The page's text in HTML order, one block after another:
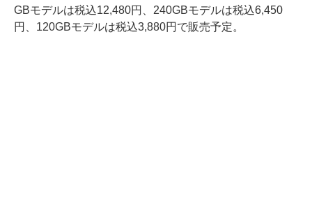
GBモデルは税込12,480円、240GBモデルは税込6,450
円、120GBモデルは税込3,880円で販売予定。